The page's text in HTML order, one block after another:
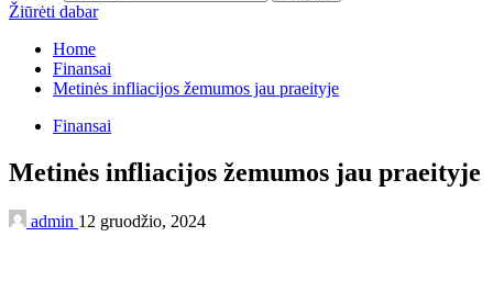
Žiūrėti dabar
Home
Finansai
Metinės infliacijos žemumos jau praeityje
Finansai
Metinės infliacijos žemumos jau praeityje
admin 12 gruodžio, 2024